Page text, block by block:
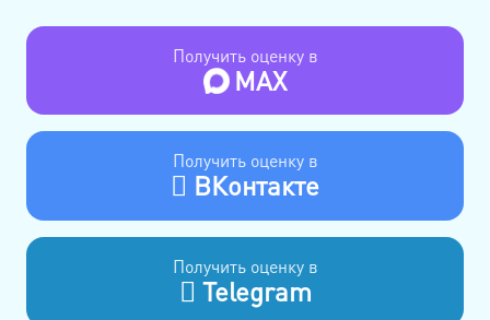
Получить оценку в
MAX
Получить оценку в
ВКонтакте
Получить оценку в
Telegram